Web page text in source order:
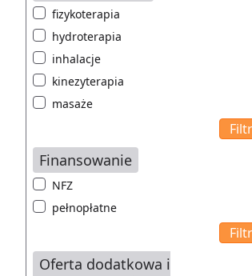
fizykoterapia
hydroterapia
inhalacje
kinezyterapia
masaże
Finansowanie
NFZ
pełnopłatne
Oferta dodatkowa i